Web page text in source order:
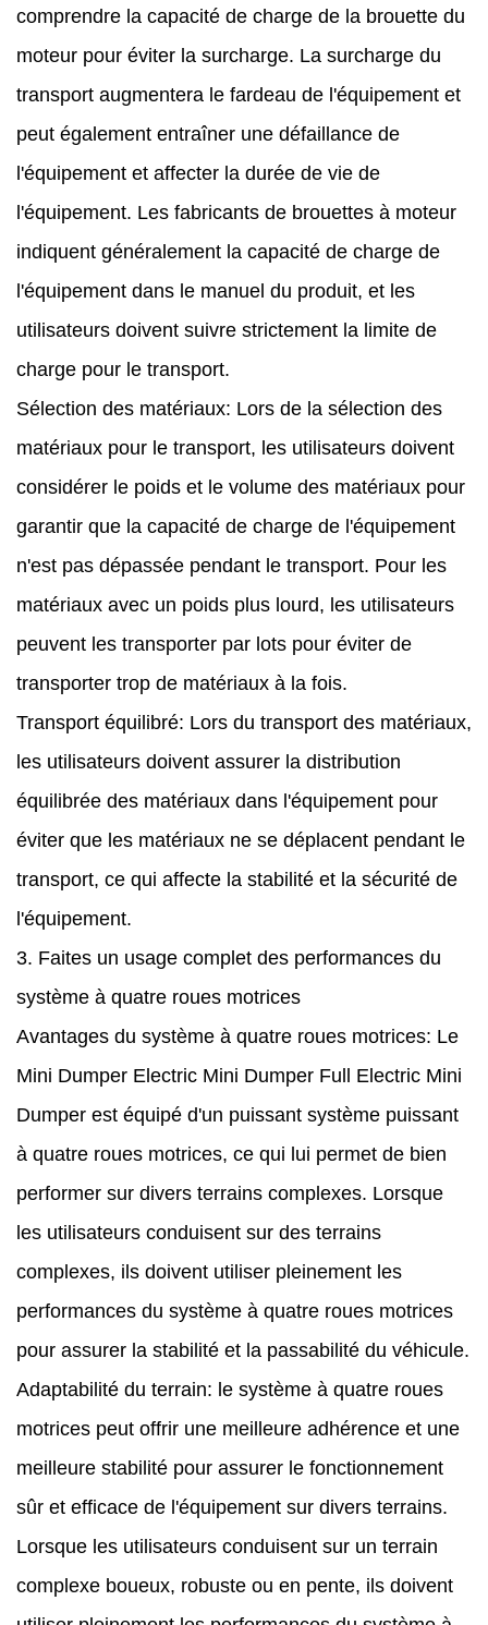
comprendre la capacité de charge de la brouette du
moteur pour éviter la surcharge. La surcharge du
transport augmentera le fardeau de l'équipement et
peut également entraîner une défaillance de
l'équipement et affecter la durée de vie de
l'équipement. Les fabricants de brouettes à moteur
indiquent généralement la capacité de charge de
l'équipement dans le manuel du produit, et les
utilisateurs doivent suivre strictement la limite de
charge pour le transport.
Sélection des matériaux: Lors de la sélection des
matériaux pour le transport, les utilisateurs doivent
considérer le poids et le volume des matériaux pour
garantir que la capacité de charge de l'équipement
n'est pas dépassée pendant le transport. Pour les
matériaux avec un poids plus lourd, les utilisateurs
peuvent les transporter par lots pour éviter de
transporter trop de matériaux à la fois.
Transport équilibré: Lors du transport des matériaux,
les utilisateurs doivent assurer la distribution
équilibrée des matériaux dans l'équipement pour
éviter que les matériaux ne se déplacent pendant le
transport, ce qui affecte la stabilité et la sécurité de
l'équipement.
3. Faites un usage complet des performances du
système à quatre roues motrices
Avantages du système à quatre roues motrices: Le
Mini Dumper Electric Mini Dumper Full Electric Mini
Dumper est équipé d'un puissant système puissant
à quatre roues motrices, ce qui lui permet de bien
performer sur divers terrains complexes. Lorsque
les utilisateurs conduisent sur des terrains
complexes, ils doivent utiliser pleinement les
performances du système à quatre roues motrices
pour assurer la stabilité et la passabilité du véhicule.
Adaptabilité du terrain: le système à quatre roues
motrices peut offrir une meilleure adhérence et une
meilleure stabilité pour assurer le fonctionnement
sûr et efficace de l'équipement sur divers terrains.
Lorsque les utilisateurs conduisent sur un terrain
complexe boueux, robuste ou en pente, ils doivent